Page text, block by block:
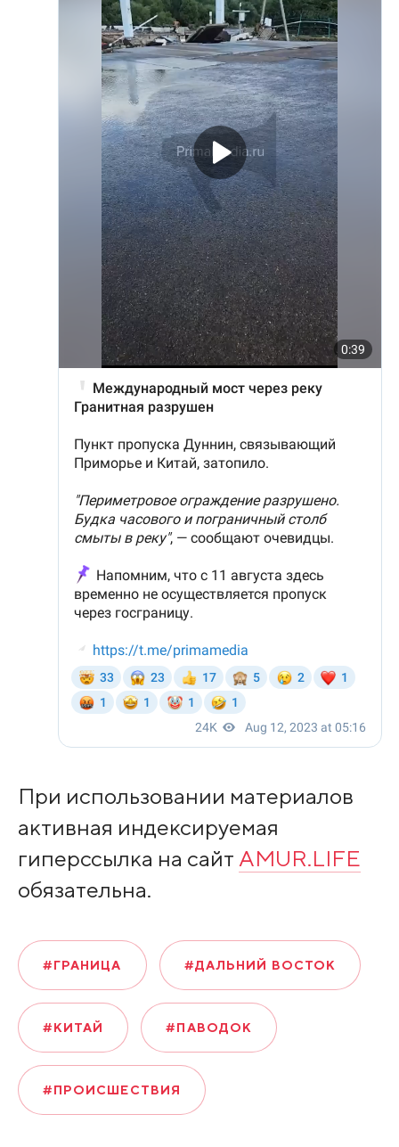
При использовании материалов
активная индексируемая
гиперссылка на сайт AMUR.LIFE
обязательна.
#ГРАНИЦА #ДАЛЬНИЙ ВОСТОК
#КИТАЙ #ПАВОДОК
#ПРОИСШЕСТВИЯ